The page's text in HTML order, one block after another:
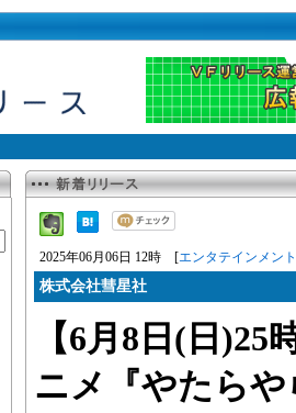
2025年06月06日 12時 [エンタテインメン
株式会社彗星社
【6月8日(日
ニメ『やたら